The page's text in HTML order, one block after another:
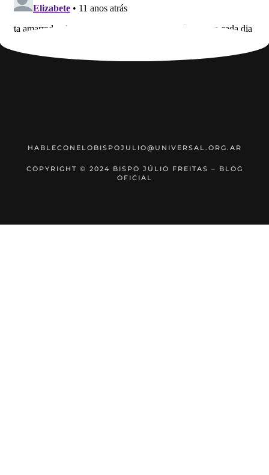
HABLECONELOBISPOJULIO@UNIVERSAL.ORG.AR
COPYRIGHT © 2024 BISPO JÚLIO FREITAS – BLOG
OFICIAL